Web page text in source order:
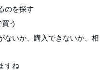
のを探す
う
ないか、購入できないか、相
すね